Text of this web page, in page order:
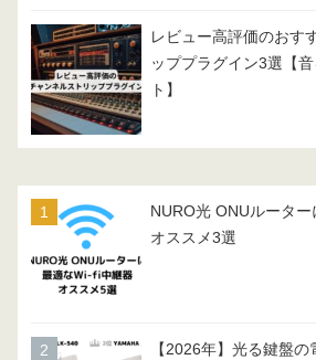
レビュー高評価のおす
ッププラグイン3選【
ト】
NURO光 ONUルータ
オススメ3選
【2026年】光る鍵盤